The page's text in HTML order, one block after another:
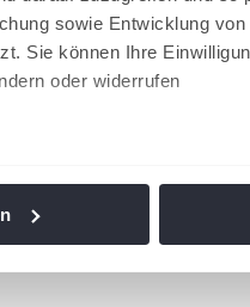
sowie Entwicklung
Sie können Ihre
oder widerrufen